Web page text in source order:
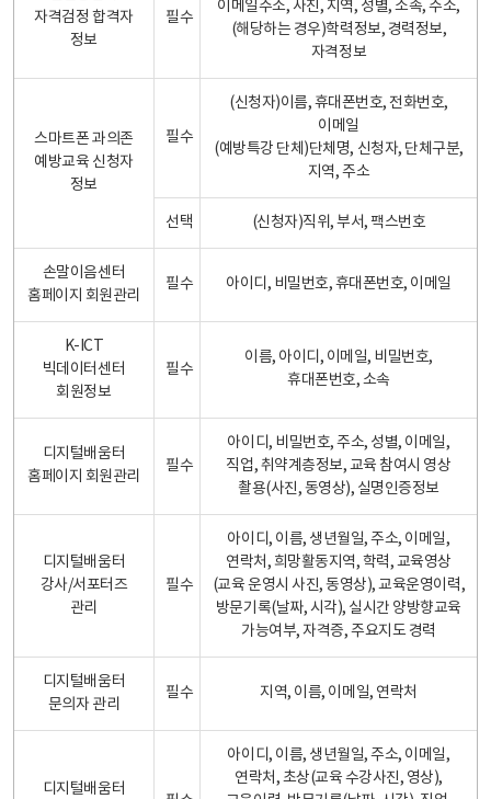
자격검정 합격자
정보
필수
이메일주소, 사진, 지역, 성별, 소속, 주소,
(해당하는 경우)학력정보, 경력정보,
자격정보
스마트폰 과의존
예방교육 신청자
정보
필수
(신청자)이름, 휴대폰번호, 전화번호,
이메일
(예방특강 단체)단체명, 신청자, 단체구분,
지역, 주소
선택 (신청자)직위, 부서, 팩스번호
손말이음센터
홈페이지 회원관리
필수 아이디, 비밀번호, 휴대폰번호, 이메일
K-ICT
빅데이터센터
회원정보
필수
이름, 아이디, 이메일, 비밀번호,
휴대폰번호, 소속
디지털배움터
홈페이지 회원관리
필수
아이디, 비밀번호, 주소, 성별, 이메일,
직업, 취약계층정보, 교육 참여시 영상
촬용(사진, 동영상), 실명인증정보
디지털배움터
강사/서포터즈
관리
필수
아이디, 이름, 생년월일, 주소, 이메일,
연락처, 희망활동지역, 학력, 교육영상
(교육 운영시 사진, 동영상), 교육운영이력,
방문기록(날짜, 시각), 실시간 양방향교육
가능여부, 자격증, 주요지도 경력
디지털배움터
문의자 관리
필수 지역, 이름, 이메일, 연락처
디지털배움터
아이디, 이름, 생년월일, 주소, 이메일,
연락처, 초상(교육 수강사진, 영상),